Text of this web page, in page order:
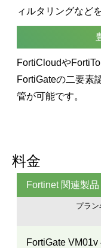
ィルタリングなど
FortiCloudや
FortiGateの二要素
管が可能です。
料金
Fortinet 関連製品
プラン
FortiGate VM01v